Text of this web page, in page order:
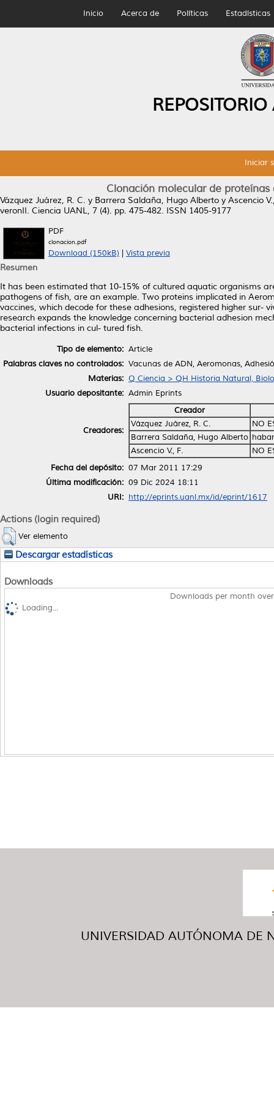
Inicio Acerca de Políticas Estadísticas
Iniciar
Clonación molecular de
Vázquez Juárez, R. C. y Barrera Saldaña, Hugo Alberto y Ascencio
veronII. Ciencia UANL, 7 (4). pp. 475-482. ISSN 1405-9177
PDF
clonacion.pdf
Download (150kB) Vista previa
Resumen
It has been estimated that 10-15% of cultured aquatic organisms
pathogens of fish, are an example. Two proteins implicated in
vaccines, which decode for these adhesions, registered higher sur-
research expands the knowledge concerning bacterial adhesion
bacterial infections in cul- tured fish.
Tipo de elemento: Article
Palabras claves no controlados: Vacunas de ADN, Aeromonas,
Materias: Q Ciencia > QH Historia Natural,
Usuario depositante: Admin Eprints
Creadores:
Creador
Vázquez Juárez, R. C.
NO
Barrera Saldaña, Hugo Alberto
Ascencio V., F.
NO
Fecha del depósito: 07 Mar 2011 17:29
Última modificación: 09 Dic 2024 18:11
URI: http://eprints.uanl.mx/id/eprint/1617
Actions (login required)
Ver elemento
Descargar estadísticas
Downloads
Downloads per month
Loading...
UNIVERSIDAD AUTÓNOMA DE